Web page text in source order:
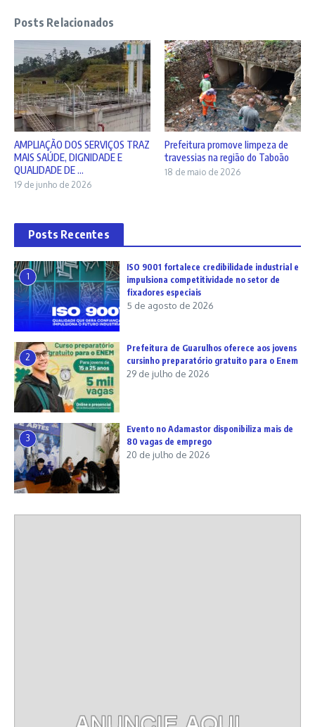
Posts Relacionados
AMPLIAÇÃO DOS SERVIÇOS TRAZ
MAIS SAÚDE, DIGNIDADE E
QUALIDADE DE ...
19 de junho de 2026
Prefeitura promove limpeza de
travessias na região do Taboão
18 de maio de 2026
Posts Recentes
1
ISO 9001 fortalece credibilidade industrial e
impulsiona competitividade no setor de
fixadores especiais
5 de agosto de 2026
2
Prefeitura de Guarulhos oferece aos jovens
cursinho preparatório gratuito para o Enem
29 de julho de 2026
3
Evento no Adamastor disponibiliza mais de
80 vagas de emprego
20 de julho de 2026